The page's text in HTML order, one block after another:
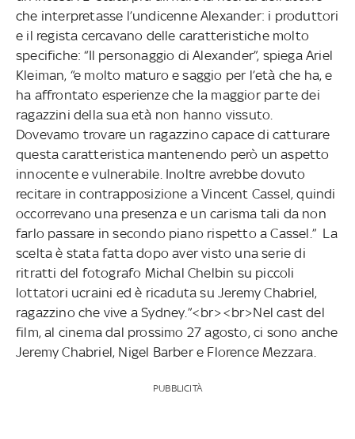
che interpretasse l’undicenne Alexander: i produttori
e il regista cercavano delle caratteristiche molto
specifiche: “Il personaggio di Alexander”, spiega Ariel
Kleiman, “e molto maturo e saggio per l’età che ha, e
ha affrontato esperienze che la maggior parte dei
ragazzini della sua età non hanno vissuto.
Dovevamo trovare un ragazzino capace di catturare
questa caratteristica mantenendo però un aspetto
innocente e vulnerabile. Inoltre avrebbe dovuto
recitare in contrapposizione a Vincent Cassel, quindi
occorrevano una presenza e un carisma tali da non
farlo passare in secondo piano rispetto a Cassel.” La
scelta è stata fatta dopo aver visto una serie di
ritratti del fotografo Michal Chelbin su piccoli
lottatori ucraini ed è ricaduta su Jeremy Chabriel,
ragazzino che vive a Sydney.”<br><br>Nel cast del
film, al cinema dal prossimo 27 agosto, ci sono anche
Jeremy Chabriel, Nigel Barber e Florence Mezzara.
PUBBLICITÀ